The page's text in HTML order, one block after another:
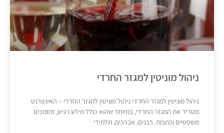
ניהול מוניטין למגזר החרדי
ניהול מוניטין למגזר החרדי ניהול מוניטין למגזר החרדי – האינטרנט
מטריד את המגזר החרדי, במיוחד שהוא כולל מידע רגיש, מסמכים
משפטיים וכתבות. רבנים, אברכים, תלמידי